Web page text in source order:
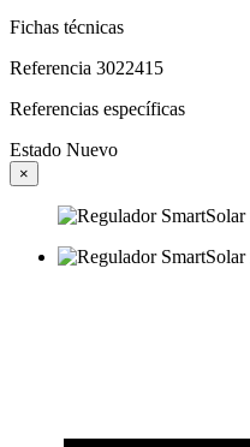
Fichas técnicas
Referencia 3022415
Referencias específicas
Estado Nuevo
×